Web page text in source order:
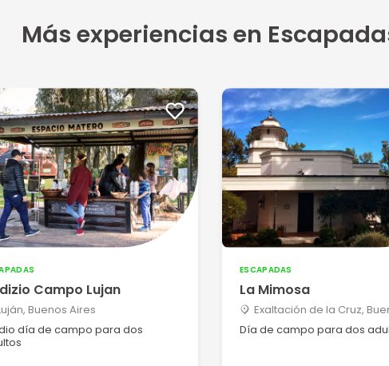
5
reconenda...
5
Más experiencias en
Campo Lujan
Buenos Aires
día de campo para dos
ESCAPADAS
La Mimosa
Exaltación de la Cruz,
Día de campo para dos